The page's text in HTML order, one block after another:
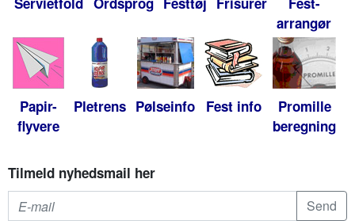
arrangør
Papir-
flyvere
Pletrens Pølseinfo Fest info
Promille
beregning
Tilmeld nyhedsmail her